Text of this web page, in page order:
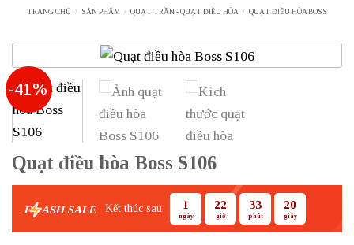
TRANG CHỦ / SẢN PHẨM / QUẠT TRẦN - QUẠT ĐIỀU HÒA / QUẠT ĐIỀU HÒA BOSS
-41%
Quạt điều hòa Boss S106
F ASH SALE Kết thúc sau 1
ngày
22
giờ
33
phút
19
giây